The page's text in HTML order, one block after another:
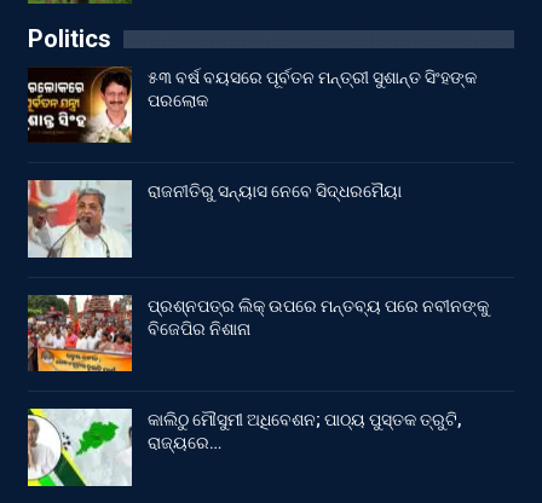
Politics
୫୩ ବର୍ଷ ବୟସରେ ପୂର୍ବତନ ମନ୍ତ୍ରୀ ସୁଶାନ୍ତ ସିଂହଙ୍କ
ପରଲୋକ
ରାଜନୀତିରୁ ସନ୍ୟାସ ନେବେ ସିଦ୍ଧରମୈୟା
ପ୍ରଶ୍ନପତ୍ର ଲିକ୍ ଉପରେ ମନ୍ତବ୍ୟ ପରେ ନବୀନଙ୍କୁ
ବିଜେପିର ନିଶାନା
କାଲିଠୁ ମୌସୁମୀ ଅଧିବେଶନ; ପାଠ୍ୟ ପୁସ୍ତକ ତ୍ରୁଟି,
ରାଜ୍ୟରେ…